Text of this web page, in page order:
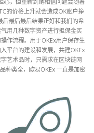
心，但重新到尾相信问题会随着
的价格上升就会造成OK账户挣
最后最后结果正好和我们的希
用几种数字资产进行担保金买
作流程。用于OKEx用户保存生
平台的建设和发展，共建OKEx
艺术品时，只需求在区块链网
种类全，欧易OKEx 一直是加密